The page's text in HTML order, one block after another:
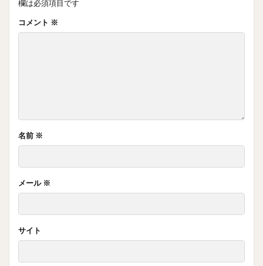
欄は必須項目です
コメント ※
名前 ※
メール ※
サイト